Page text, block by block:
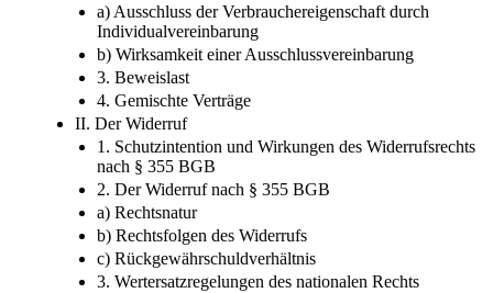
a) Ausschluss der Verbrauchereigenschaft durch
Individualvereinbarung
b) Wirksamkeit einer Ausschlussvereinbarung
3. Beweislast
4. Gemischte Verträge
II. Der Widerruf
1. Schutzintention und Wirkungen des Widerrufsrechts
nach § 355 BGB
2. Der Widerruf nach § 355 BGB
a) Rechtsnatur
b) Rechtsfolgen des Widerrufs
c) Rückgewährschuldverhältnis
3. Wertersatzregelungen des nationalen Rechts